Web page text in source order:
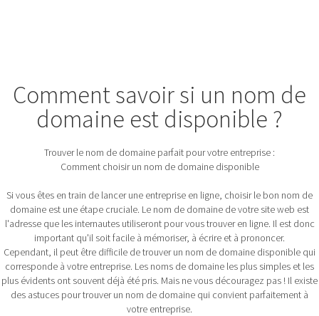
Comment savoir si un nom de
domaine est disponible ?
Trouver le nom de domaine parfait pour votre entreprise :
Comment choisir un nom de domaine disponible
Si vous êtes en train de lancer une entreprise en ligne, choisir le bon nom de
domaine est une étape cruciale. Le nom de domaine de votre site web est
l'adresse que les internautes utiliseront pour vous trouver en ligne. Il est donc
important qu'il soit facile à mémoriser, à écrire et à prononcer.
Cependant, il peut être difficile de trouver un nom de domaine disponible qui
corresponde à votre entreprise. Les noms de domaine les plus simples et les
plus évidents ont souvent déjà été pris. Mais ne vous découragez pas ! Il existe
des astuces pour trouver un nom de domaine qui convient parfaitement à
votre entreprise.